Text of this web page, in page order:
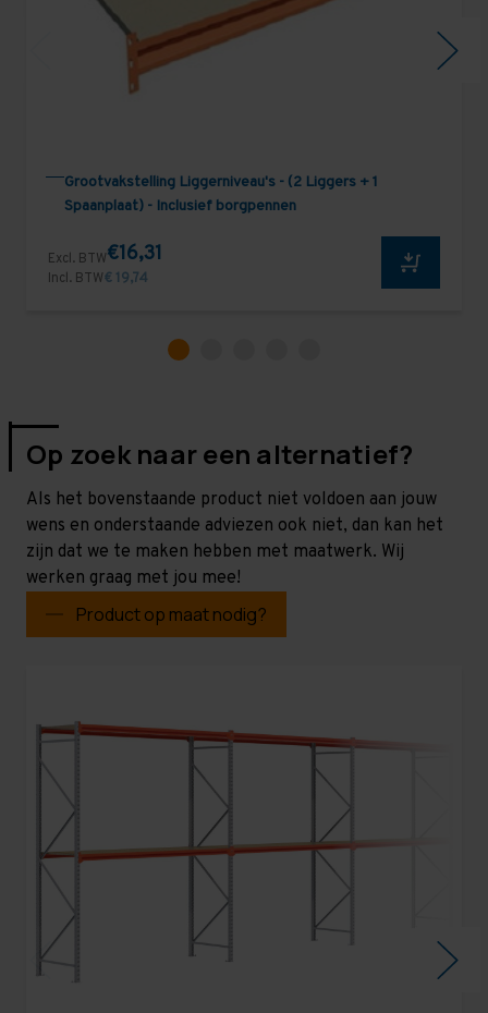
Grootvakstelling Liggerniveau's - (2 Liggers + 1
Spaanplaat) - Inclusief borgpennen
Excl. BTW€16,31
Incl. BTW€ 19,74
Op zoek naar een alternatief?
Als het bovenstaande product niet voldoen aan jouw
wens en onderstaande adviezen ook niet, dan kan het
zijn dat we te maken hebben met maatwerk. Wij
werken graag met jou mee!
Product op maat nodig?